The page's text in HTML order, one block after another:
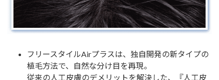
フリースタイルAirプラスは、独自開発の新タイプの
植毛方法で、自然な分け目を再現。
従来の人工皮膚のデメリットを解決した、『人工皮